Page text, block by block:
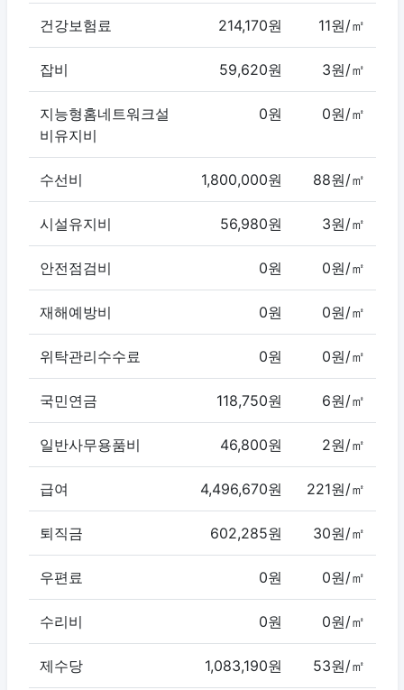
건강보험료 214,170원 11원/㎡
잡비 59,620원 3원/㎡
지능형홈네트워크설
비유지비
0원 0원/㎡
수선비 1,800,000원 88원/㎡
시설유지비 56,980원 3원/㎡
안전점검비 0원 0원/㎡
재해예방비 0원 0원/㎡
위탁관리수수료 0원 0원/㎡
국민연금 118,750원 6원/㎡
일반사무용품비 46,800원 2원/㎡
급여 4,496,670원 221원/㎡
퇴직금 602,285원 30원/㎡
우편료 0원 0원/㎡
수리비 0원 0원/㎡
제수당 1,083,190원 53원/㎡